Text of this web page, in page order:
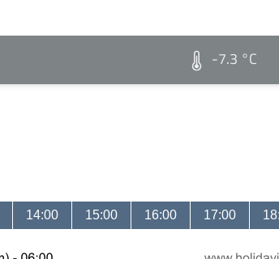
-7.3 °C
14:00 15:00 16:00 17:00